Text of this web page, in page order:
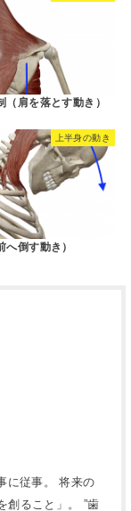
（肩を落とす動き）
上半身の動き
へ倒す動き）
に従事。 将来の
創ること」。 ”歯